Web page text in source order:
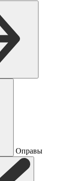
Оправы